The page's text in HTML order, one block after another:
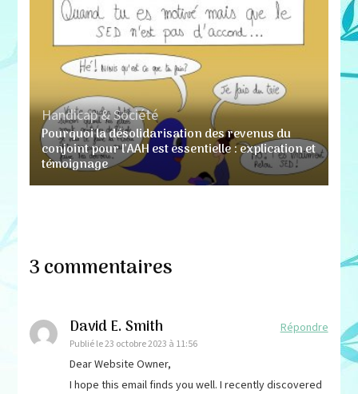
Handicap & Société
Pourquoi la désolidarisation des revenus du
conjoint pour l’AAH est essentielle : explication et
témoignage
3 commentaires
David E. Smith
Publié le23 octobre 2023 à 11:56
Répondre
Dear Website Owner,
I hope this email finds you well. I recently discovered